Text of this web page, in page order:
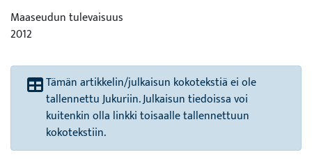
Maaseudun tulevaisuus
2012
Tämän artikkelin/julkaisun kokotekstiä ei ole
tallennettu Jukuriin. Julkaisun tiedoissa voi
kuitenkin olla linkki toisaalle tallennettuun
kokotekstiin.